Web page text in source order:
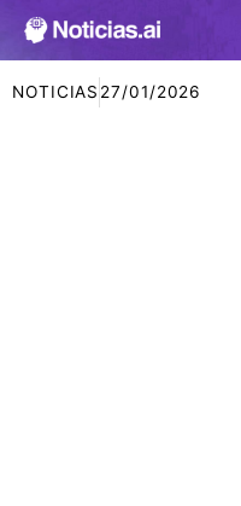
NOTICIAS 27/01/2026